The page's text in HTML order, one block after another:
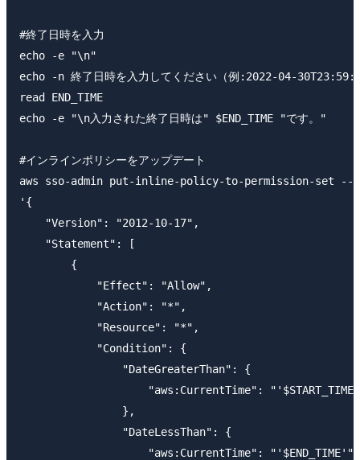
#終了日時を入力
echo -e "\n"
echo -n 終了日時を入力してください（例:2022-04-
read END_TIME
echo -e "\n入力された終了日時は" $END_TIME "です。"
#インラインポリシーをアップデート
aws sso-admin put-inline-policy-to-permission-set --
'{
    "Version": "2012-10-17",
    "Statement": [
        {
            "Effect": "Allow",
            "Action": "*",
            "Resource": "*",
            "Condition": {
                "DateGreaterThan": {
"aws:CurrentTime":
                },
                "DateLessThan": {
                    "aws:CurrentTime": "'$END_TIME'"